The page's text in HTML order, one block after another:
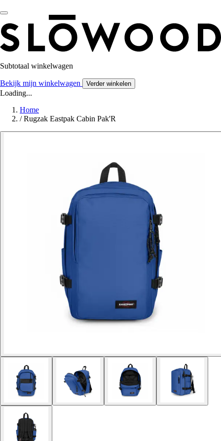
Subtotaal winkelwagen
Bekijk mijn winkelwagen Verder winkelen
Loading...
Home
/ Rugzak Eastpak Cabin Pak'R